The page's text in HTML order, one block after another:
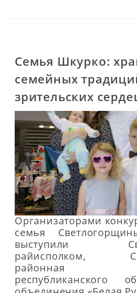
Семья Шкурко:
семейных
зрительских
Организаторами
семья
выступили
райисполком,
районная
республиканского